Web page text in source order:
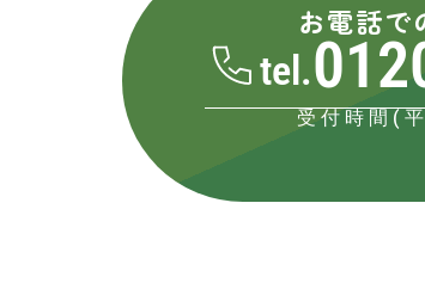
お電話で
tel.
受付時間(